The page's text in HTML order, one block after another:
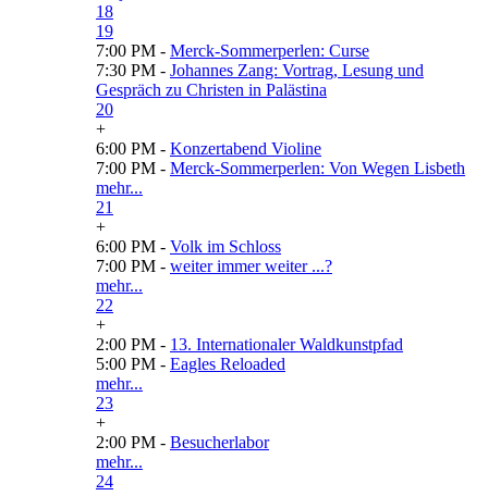
18
19
7:00 PM - Merck-Sommerperlen: Curse
7:30 PM - Johannes Zang: Vortrag, Lesung und
Gespräch zu Christen in Palästina
20
+
6:00 PM - Konzertabend Violine
7:00 PM - Merck-Sommerperlen: Von Wegen Lisbeth
mehr...
21
+
6:00 PM - Volk im Schloss
7:00 PM - weiter immer weiter ...?
mehr...
22
+
2:00 PM - 13. Internationaler Waldkunstpfad
5:00 PM - Eagles Reloaded
mehr...
23
+
2:00 PM - Besucherlabor
mehr...
24